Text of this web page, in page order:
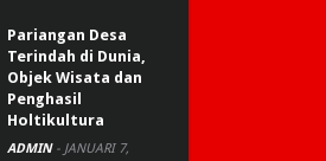
Pariangan Desa
Terindah di Dunia,
Objek Wisata dan
Penghasil
Holtikultura
ADMIN - JANUARI 7,